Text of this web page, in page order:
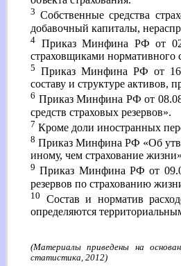
3 Собственные средства
добавочный капиталы,
4 Приказ Минфина РФ от
страховщиками нормативного
5 Приказ Минфина РФ от
составу и структуре активов,
6 Приказ Минфина РФ от
средств страховых резервов».
7 Кроме доли иностранных
8 Приказ Минфина РФ «Об
иному, чем страхование
9 Приказ Минфина РФ от
резервов по страхованию
10
Состав и норматив
определяются
(Материалы приведены на
статистика, 2012)